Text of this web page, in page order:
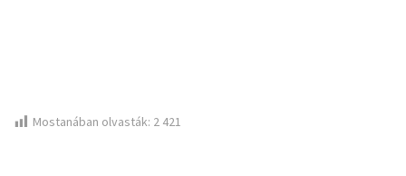
Mostanában olvasták: 2 421